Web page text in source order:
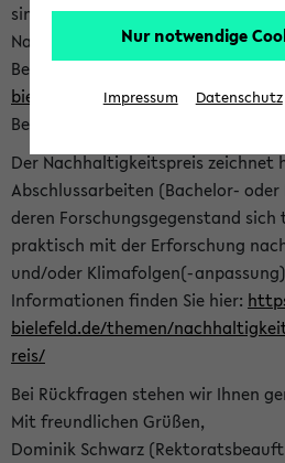
sind herzlich eingeladen sich mit
Nachhaltigkeitsbüro zu bewerben.
Bewerbung dieses Formular<
bielefeld.de/frontend-server/form/
Bewerbungsfrist endet am
Der Nachhaltigkeitspreis zeichnet
Abschlussarbeiten (Bachelor-
deren Forschungsgegenstand
praktisch mit der Erforschung
und/oder Klimafolgen(-
Informationen finden Sie hier:
bielefeld.de/themen/
reis/
Bei Rückfragen stehen wir Ihnen
Mit freundlichen Grüßen,
Dominik Schwarz
Nur notwendige
Impressum Datenschutz